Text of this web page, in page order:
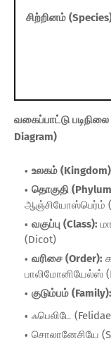
சிற்றினம்
வகைப்பாட்டு
Diagram)
உலகம்
தொகுதி
ஆஞ்சியோஸ்பெர்ம்
வகுப்பு (Class):
(Dicot)
வரிசை (Order):
பாலிமோனியேல்ஸ்
குடும்பம் (Family):
ஃபெலிடே
சொலானேசியே